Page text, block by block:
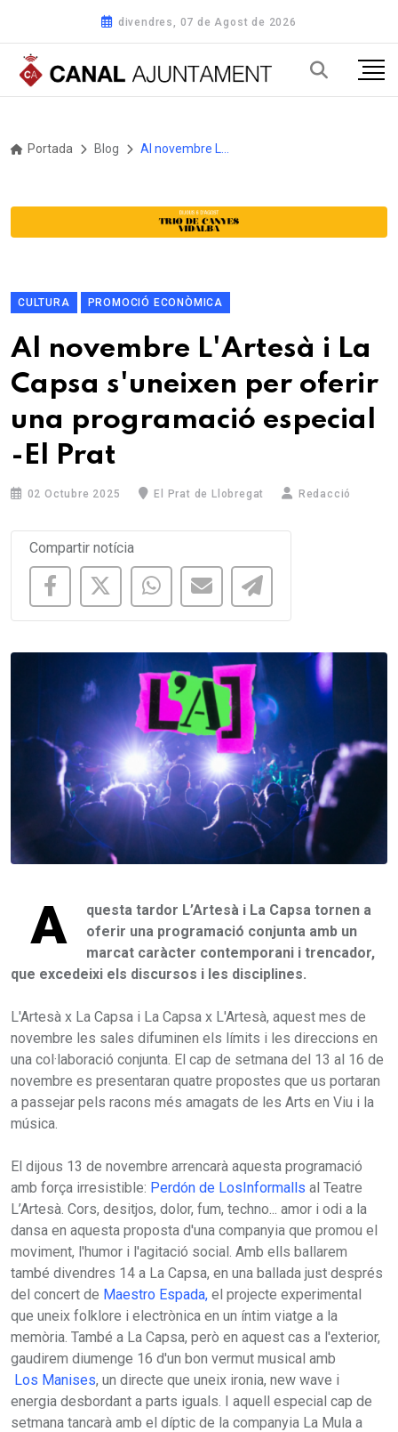
divendres, 07 de Agost de 2026
Portada Blog
CULTURA PROMOCIÓ ECONÒMICA
Al novembre L'Artesà i La
Capsa s'uneixen per oferir
una programació especial
-El Prat
02 Octubre 2025 El Prat de Llobregat Redacció
Compartir notícia
A
questa tardor L’Artesà i La Capsa tornen a
oferir una programació conjunta amb un
marcat caràcter contemporani i trencador,
que excedeixi els discursos i les disciplines.
L'Artesà x La Capsa i La Capsa x L'Artesà, aquest mes de
novembre les sales difuminen els límits i les direccions en
una col·laboració conjunta. El cap de setmana del 13 al 16 de
novembre es presentaran quatre propostes que us portaran
a passejar pels racons més amagats de les Arts en Viu i la
música.
El dijous 13 de novembre arrencarà aquesta programació
amb força irresistible: Perdón de LosInformalls al Teatre
L’Artesà. Cors, desitjos, dolor, fum, techno... amor i odi a la
dansa en aquesta proposta d'una companyia que promou el
moviment, l'humor i l'agitació social. Amb ells ballarem
també divendres 14 a La Capsa, en una ballada just després
del concert de Maestro Espada, el projecte experimental
que uneix folklore i electrònica en un íntim viatge a la
memòria. També a La Capsa, però en aquest cas a l'exterior,
gaudirem diumenge 16 d'un bon vermut musical amb
Los Manises, un directe que uneix ironia, new wave i
energia desbordant a parts iguals. I aquell especial cap de
setmana tancarà amb el díptic de la companyia La Mula a